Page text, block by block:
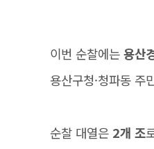
이번 순찰에는용산
용산구청·청파동 주
순찰 대열은 2개 조